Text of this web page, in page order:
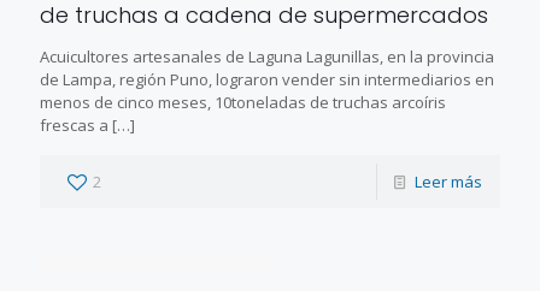
de truchas a cadena de supermercados
Acuicultores artesanales de Laguna Lagunillas, en la provincia
de Lampa, región Puno, lograron vender sin intermediarios en
menos de cinco meses, 10toneladas de truchas arcoíris
frescas a […]
2 Leer más